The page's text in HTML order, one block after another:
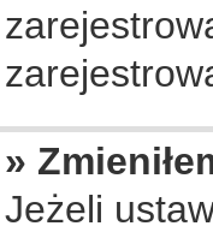
»
Jeżeli